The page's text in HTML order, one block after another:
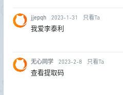
jjepqh 2023-1-31 只看Ta
我爱李泰利
无心同学 2023-2-8 只看Ta
查看提取码